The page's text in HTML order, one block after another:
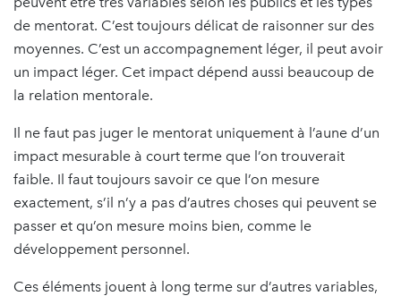
de mentorat. C’est toujours délicat de raisonner sur des
moyennes. C’est un accompagnement léger, il peut avoir
un impact léger. Cet impact dépend aussi beaucoup de
la relation mentorale.
Il ne faut pas juger le mentorat uniquement à l’aune d’un
impact mesurable à court terme que l’on trouverait
faible. Il faut toujours savoir ce que l’on mesure
exactement, s’il n’y a pas d’autres choses qui peuvent se
passer et qu’on mesure moins bien, comme le
développement personnel.
Ces éléments jouent à long terme sur d’autres variables,